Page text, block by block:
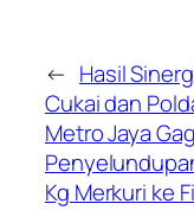
← Hasil
Cukai dan
Metro Jaya
Kg Merkuri ke